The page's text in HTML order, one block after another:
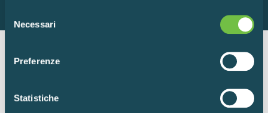
modificare o revocare il proprio consenso in qualsiasi
momento dalla Dichiarazione sui cookie o facendo clic
raccogliere informazioni sulla tua posizione
geografica, con un'approssimazione di qualche
delNecessari
Preferenze
Statistiche
Ente per la gestione della Riserva Naturale “Torbiere del
Via Europa 5 – 25050 Provaglio d’Iseo (BS)